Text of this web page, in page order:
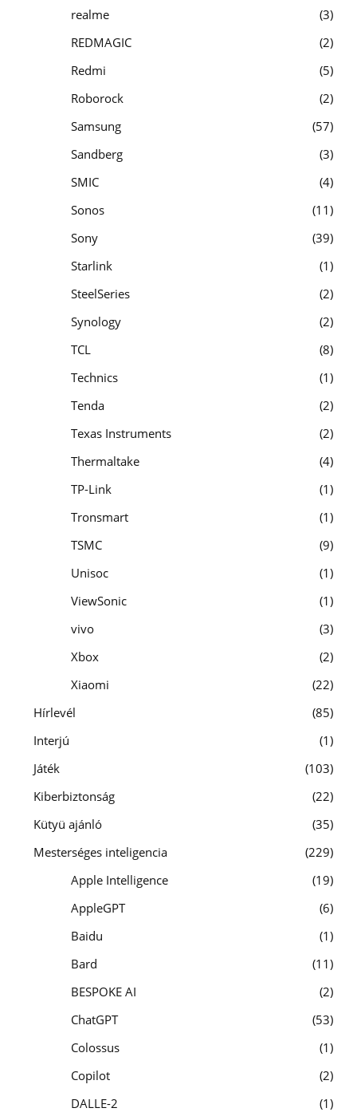
realme
3
REDMAGIC
2
Redmi
5
Roborock
2
Samsung
57
Sandberg
3
SMIC
4
Sonos
11
Sony
39
Starlink
1
SteelSeries
2
Synology
2
TCL
8
Technics
1
Tenda
2
Texas Instruments
2
Thermaltake
4
TP-Link
1
Tronsmart
1
TSMC
9
Unisoc
1
ViewSonic
1
vivo
3
Xbox
2
Xiaomi
22
Hírlevél
85
Interjú
1
Játék
103
Kiberbiztonság
22
Kütyü ajánló
35
Mesterséges inteligencia
229
Apple Intelligence
19
AppleGPT
6
Baidu
1
Bard
11
BESPOKE AI
2
ChatGPT
53
Colossus
1
Copilot
2
DALLE-2
1